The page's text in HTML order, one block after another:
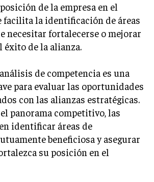
Y REGULACIONES
Y CASOS DE ESTUDIO
DE NEGOCIOS
B2B
B2C
DE INFLUENCERS
de la empresa en el
facilita la identificación de áreas
necesitar fortalecerse o mejorar
éxito de la alianza.
de competencia es una
para evaluar las oportunidades
con las alianzas estratégicas.
panorama competitivo, las
identificar áreas de
beneficiosa y asegurar
su posición en el